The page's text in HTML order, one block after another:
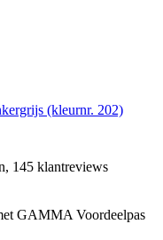
(kleurnr. 202)
145 klantreviews
GAMMA Voordeelpas